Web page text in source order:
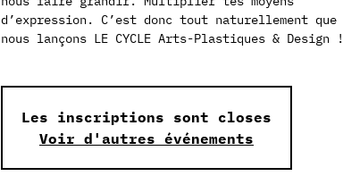
d’expression. C’est donc tout naturellement que
nous lançons LE CYCLE Arts-Plastiques & Design !
Les inscriptions sont closes
Voir d'autres événements